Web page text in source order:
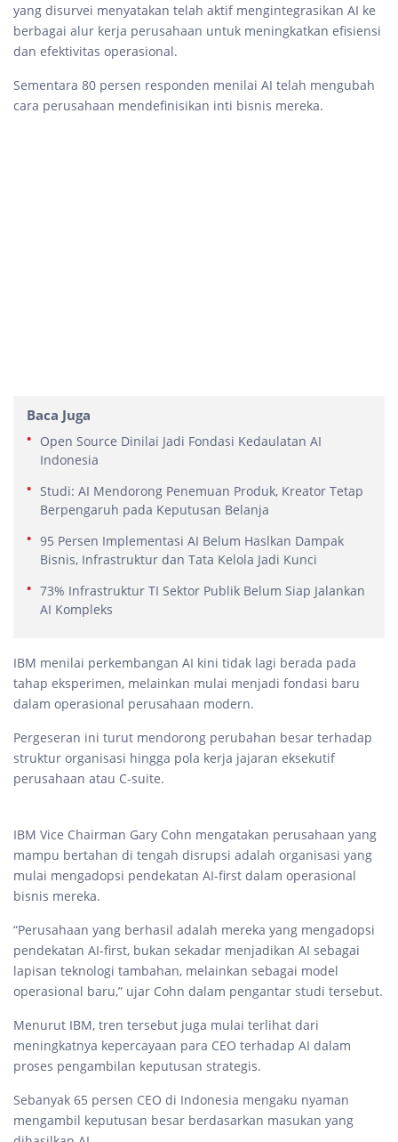
yang disurvei menyatakan telah aktif mengintegrasikan AI ke
berbagai alur kerja perusahaan untuk meningkatkan efisiensi
dan efektivitas operasional.
Sementara 80 persen responden menilai AI telah mengubah
cara perusahaan mendefinisikan inti bisnis mereka.
Baca Juga
Open Source Dinilai Jadi Fondasi Kedaulatan AI
Indonesia
Studi: AI Mendorong Penemuan Produk, Kreator Tetap
Berpengaruh pada Keputusan Belanja
95 Persen Implementasi AI Belum Haslkan Dampak
Bisnis, Infrastruktur dan Tata Kelola Jadi Kunci
73% Infrastruktur TI Sektor Publik Belum Siap Jalankan
AI Kompleks
IBM menilai perkembangan AI kini tidak lagi berada pada
tahap eksperimen, melainkan mulai menjadi fondasi baru
dalam operasional perusahaan modern.
Pergeseran ini turut mendorong perubahan besar terhadap
struktur organisasi hingga pola kerja jajaran eksekutif
perusahaan atau C-suite.
IBM Vice Chairman Gary Cohn mengatakan perusahaan yang
mampu bertahan di tengah disrupsi adalah organisasi yang
mulai mengadopsi pendekatan AI-first dalam operasional
bisnis mereka.
“Perusahaan yang berhasil adalah mereka yang mengadopsi
pendekatan AI-first, bukan sekadar menjadikan AI sebagai
lapisan teknologi tambahan, melainkan sebagai model
operasional baru,” ujar Cohn dalam pengantar studi tersebut.
Menurut IBM, tren tersebut juga mulai terlihat dari
meningkatnya kepercayaan para CEO terhadap AI dalam
proses pengambilan keputusan strategis.
Sebanyak 65 persen CEO di Indonesia mengaku nyaman
mengambil keputusan besar berdasarkan masukan yang